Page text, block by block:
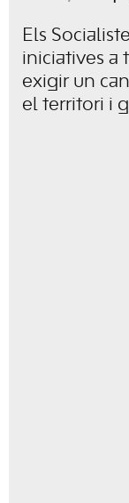
Els
iniciatives a
exigir un
el territori i